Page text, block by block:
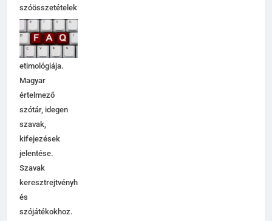
szóösszetételek
jelentése,
magyarázata,
használata,
etimológiája.
Magyar
értelmező
szótár, idegen
szavak,
kifejezések
jelentése.
Szavak
keresztrejtvényhez
és
szójátékokhoz.